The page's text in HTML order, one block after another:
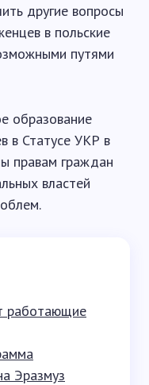
другие вопросы
в польские
путями
образование
в Статусе УКР в
правам граждан
властей
работающие
Эразмуз